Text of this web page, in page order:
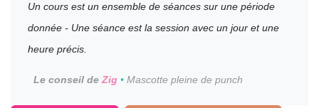
Un cours est un ensemble de séances sur une période
donnée - Une séance est la session avec un jour et une
heure précis.
Le conseil de Zig • Mascotte pleine de punch